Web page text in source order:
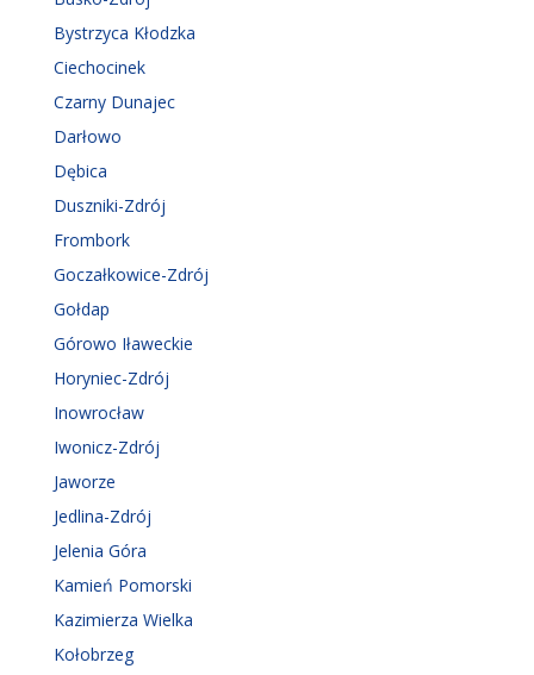
Bystrzyca Kłodzka
Ciechocinek
Czarny Dunajec
Darłowo
Dębica
Duszniki-Zdrój
Frombork
Goczałkowice-Zdrój
Gołdap
Górowo Iławeckie
Horyniec-Zdrój
Inowrocław
Iwonicz-Zdrój
Jaworze
Jedlina-Zdrój
Jelenia Góra
Kamień Pomorski
Kazimierza Wielka
Kołobrzeg